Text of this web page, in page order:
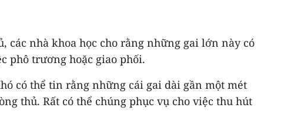
các nhà khoa học cho rằng những gai lớn này có
phô trương hoặc giao phối.
có thể tin rằng những cái gai dài gần một mét
thủ. Rất có thể chúng phục vụ cho việc thu hút